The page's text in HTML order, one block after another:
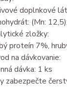
doplnkové
(Mn:
zložky:
proteín 7%,
na dávkovanie:
dávka: 1 ks
zabezpečte